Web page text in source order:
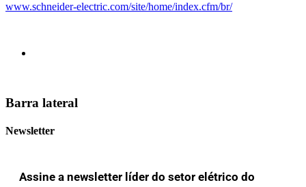
www.schneider-electric.com/site/home/index.cfm/br/
Barra lateral
Newsletter
Assine a newsletter líder do setor elétrico do